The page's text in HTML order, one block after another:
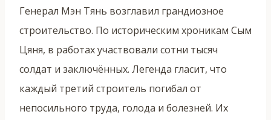
Генерал Мэн Тянь возглавил грандиозное
строительство. По историческим хроникам Сым
Цяня, в работах участвовали сотни тысяч
солдат и заключённых. Легенда гласит, что
каждый третий строитель погибал от
непосильного труда, голода и болезней. Их